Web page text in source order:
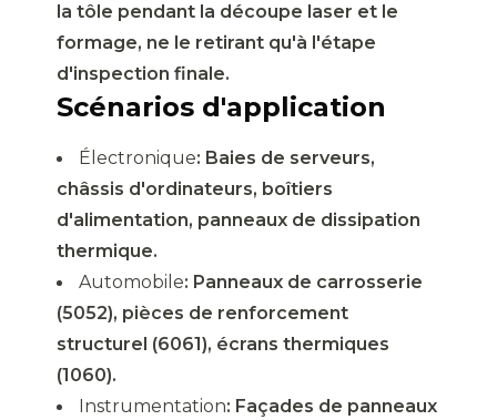
la tôle pendant la découpe laser et le
formage, ne le retirant qu'à l'étape
d'inspection finale.
Scénarios d'application
Électronique: Baies de serveurs,
châssis d'ordinateurs, boîtiers
d'alimentation, panneaux de dissipation
thermique.
Automobile: Panneaux de carrosserie
(5052), pièces de renforcement
structurel (6061), écrans thermiques
(1060).
Instrumentation: Façades de panneaux